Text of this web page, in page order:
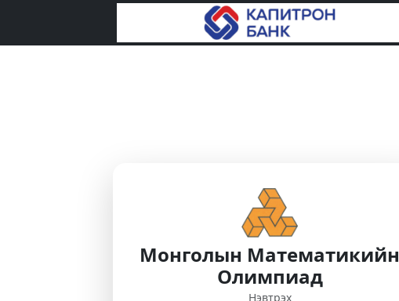
Монголын Математикийн
Олимпиад
Нэвтрэх